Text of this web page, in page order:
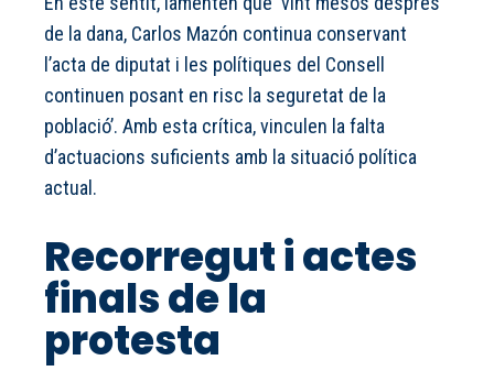
de la dana, Carlos Mazón continua conservant
l’acta de diputat i les polítiques del Consell
continuen posant en risc la seguretat de la
població’. Amb esta crítica, vinculen la falta
d’actuacions suficients amb la situació política
actual.
Recorregut i actes
finals de la
protesta